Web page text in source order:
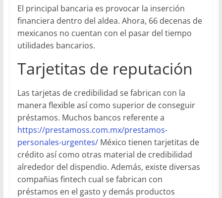
El principal bancaria es provocar la inserción
financiera dentro del aldea. Ahora, 66 decenas de
mexicanos no cuentan con el pasar del tiempo
utilidades bancarios.
Tarjetitas de reputación
Las tarjetas de credibilidad se fabrican con la
manera flexible así­ como superior de conseguir
préstamos. Muchos bancos referente a
https://prestamoss.com.mx/prestamos-
personales-urgentes/México tienen tarjetitas de
crédito así­ como otras material de credibilidad
alrededor del dispendio. Además, existe diversas
compañias fintech cual se fabrican con
préstamos en el gasto y demás productos